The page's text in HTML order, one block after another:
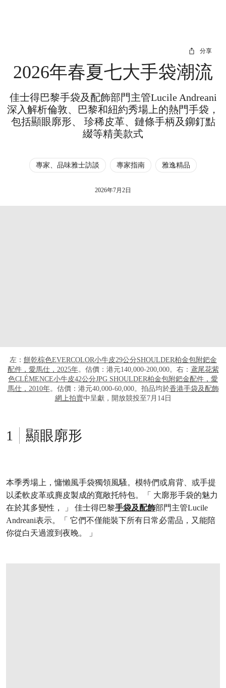
分享
2026年春夏七大手袋潮流
佳士得巴黎手袋及配飾部門主管Lucile Andreani
深入解析倫敦、巴黎和紐約秀場上的熱門手袋，
包括顯眼廓形、 珍稀皮革、鏈條手柄及鉚釘點
綴等精美款式
專家、品味雅士訪談 專家指南 雅逸精品
2026年7月2日
左： 餅乾棕色EVERCOLOR小牛皮29公分SHOULDER柏金包附鈀金
配件，愛馬仕，2025年。估價：港元140,000-200,000。右： 鳶尾花紫
色CLÉMENCE小牛皮42公分JPG SHOULDER柏金包附鈀金配件，愛
馬仕，2010年。估價：港元40,000-60,000。拍品均於香港手袋及配飾
網上拍賣中呈獻，開放競投至7月14日
顯眼廓形
本季秀場上，慵懶風手袋獨領風騷。模特們或肩背、或手提
以柔軟皮革或麂皮製成的寬敞托特包。「 大廓形手袋的魅力
在於其多變性， 」 佳士得巴黎手袋及配飾部門主管Lucile
Andreani表示。「 它們不僅能裝下所有日常必需品，又能陪
你從白天過渡到夜晚。 」